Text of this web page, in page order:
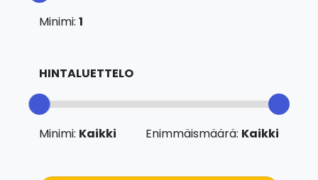
Minimi:1
HINTALUETTELO
Minimi: Kaikki Enimmäismäärä: Kaikki